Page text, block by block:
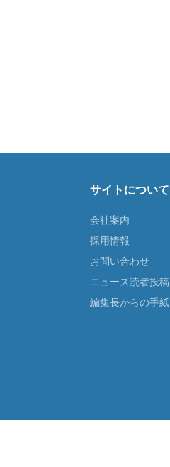
サイトについて
会社案内
採用情報
お問い合わせ
ニュース読者投稿
編集長からの手紙